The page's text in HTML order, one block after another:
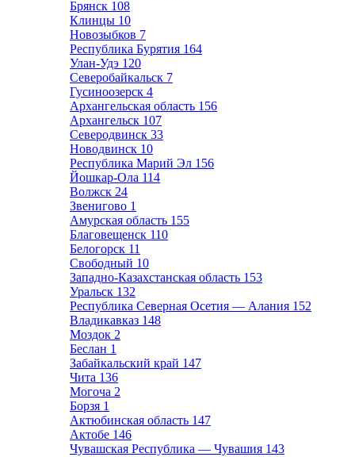
Брянск 108
Клинцы 10
Новозыбков 7
Республика Бурятия 164
Улан-Удэ 120
Северобайкальск 7
Гусиноозерск 4
Архангельская область 156
Архангельск 107
Северодвинск 33
Новодвинск 10
Республика Марий Эл 156
Йошкар-Ола 114
Волжск 24
Звенигово 1
Амурская область 155
Благовещенск 110
Белогорск 11
Свободный 10
Западно-Казахстанская область 153
Уральск 132
Республика Северная Осетия — Алания 152
Владикавказ 148
Моздок 2
Беслан 1
Забайкальский край 147
Чита 136
Могоча 2
Борзя 1
Актюбинская область 147
Актобе 146
Чувашская Республика — Чувашия 143